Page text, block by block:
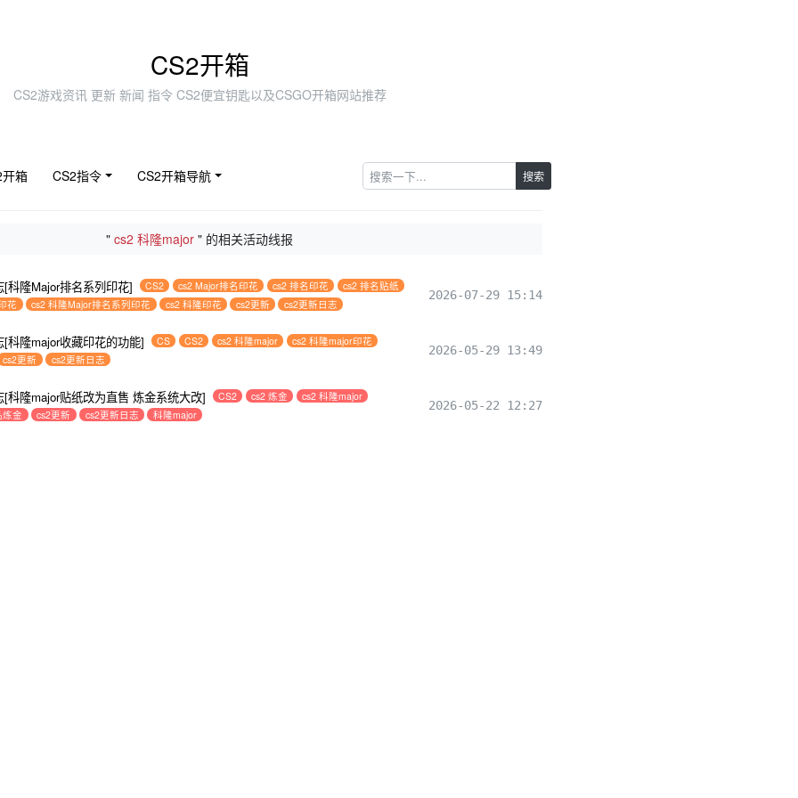
CS2开箱
CS2游戏资讯 更新 新闻 指令 CS2便宜钥匙以及CSGO开箱网站推荐
箱 CS2指令 CS2开箱导航 搜索
" cs2 科隆major " 的相关活动线报
科隆Major排名系列印花] CS2 cs2 Major排名印花 cs2 排名印花
cs2 排名贴纸
花 cs2 科隆Major排名系列印花 cs2 科隆印花 cs2更新 cs2更新日志
2026-07-29 15:14
科隆major收藏印花的功能] CS CS2 cs2 科隆major
cs2 科隆major印花
cs2更新 cs2更新日志
2026-05-29 13:49
科隆major贴纸改为直售 炼金系统大改] CS2 cs2 炼金
cs2 科隆major
炼金 cs2更新 cs2更新日志 科隆major
2026-05-22 12:27